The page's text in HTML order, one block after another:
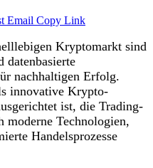
Email Copy Link
Kryptomarkt sind
datenbasierte
nachhaltigen Erfolg.
innovative Krypto-
ist, die Trading-
moderne Technologien,
Handelsprozesse